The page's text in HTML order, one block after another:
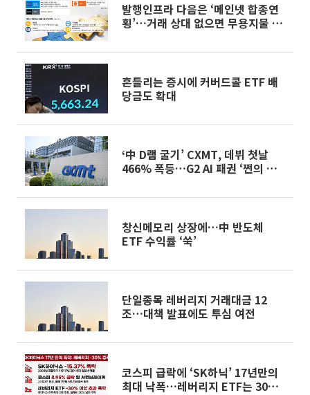
발행인프라 다음은 ‘메인넷 합종연
횡’…거래 상대 없으면 무용지물 [가
흔들리는 증시에 커버드콜 ETF 배
당금도 확대
‘中 D램 굴기’ CXMT, 데뷔 첫날
466% 폭등…G2 AI 패권 ‘쩐의 전
창신메모리 상장에…中 반도체
ETF 수익률 ‘쑥’
단일종목 레버리지 거래대금 12
조…대책 발표에도 투심 여전
코스피 급락에 ‘SK하닉’ 17년만의
최대 낙폭…레버리지 ETF는 30%